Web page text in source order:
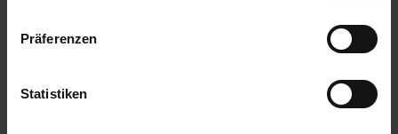
Präferenzen
Statistiken